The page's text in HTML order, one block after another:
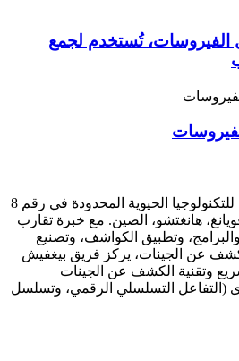
تُستخدم لجمع
تقع شركة هانغتشو بيغفيش للتكنولوجيا الحيوية المحدودة في رقم 8
هانغتشو، الصين. مع خبرة تقارب
والبرامج، وتطبيق الكواشف، وتصنيع
عن الجينات، يركز فريق بيغفيش
وتقنية الكشف عن الجينات
(التفاعل التسلسلي الرقمي، وتسلسل